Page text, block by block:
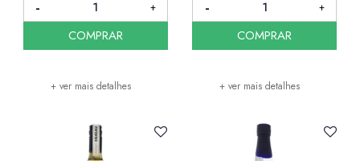
+ ver mais detalhes
COMPRAR
+ ver mais detalhes
COMPRAR